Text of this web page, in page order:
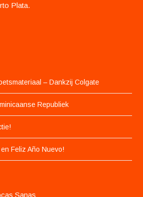
Plata.
– Dankzij Colgate
Republiek
Feliz Año Nuevo!
Sanas